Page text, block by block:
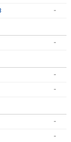
-
-
-
-
-
-